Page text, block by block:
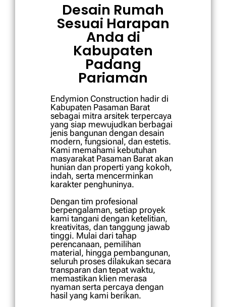
Desain Rumah
Sesuai Harapan
Anda di
Kabupaten
Padang
Pariaman
Endymion Construction hadir di
Kabupaten Pasaman Barat
sebagai mitra arsitek terpercaya
yang siap mewujudkan berbagai
jenis bangunan dengan desain
modern, fungsional, dan estetis.
Kami memahami kebutuhan
masyarakat Pasaman Barat akan
hunian dan properti yang kokoh,
indah, serta mencerminkan
karakter penghuninya.
Dengan tim profesional
berpengalaman, setiap proyek
kami tangani dengan ketelitian,
kreativitas, dan tanggung jawab
tinggi. Mulai dari tahap
perencanaan, pemilihan
material, hingga pembangunan,
seluruh proses dilakukan secara
transparan dan tepat waktu,
memastikan klien merasa
nyaman serta percaya dengan
hasil yang kami berikan.